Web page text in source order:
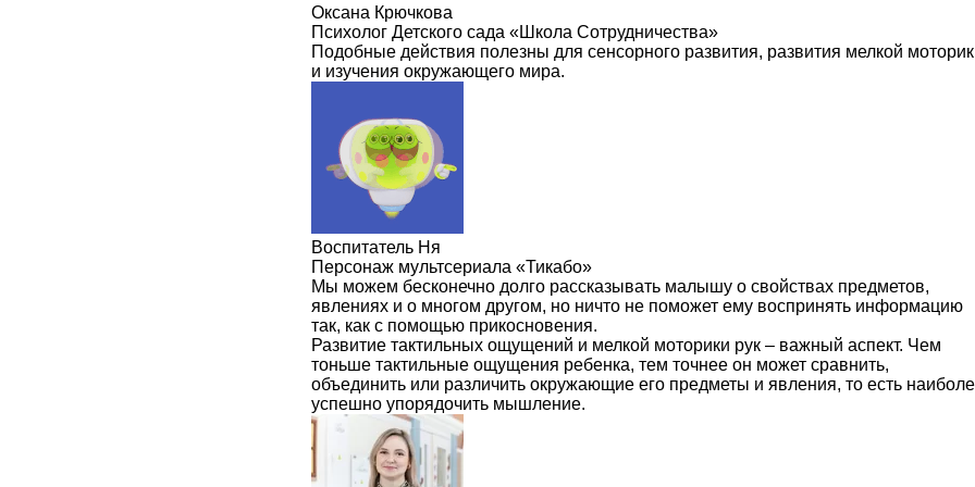
Оксана Крючкова
Психолог Детского сада «Школа Сотрудничества»
Подобные действия полезны для сенсорного развития, развития мелкой
и изучения окружающего мира.
Воспитатель Ня
Персонаж мультсериала «Тикабо»
Мы можем бесконечно долго рассказывать малышу о свойствах предметов,
явлениях и о многом другом, но ничто не поможет ему воспринять информацию
так, как с помощью прикосновения.
Развитие тактильных ощущений и мелкой моторики рук – важный аспект. Чем
тоньше тактильные ощущения ребенка, тем точнее он может сравнить,
объединить или различить окружающие его предметы и явления, то есть
успешно упорядочить мышление.